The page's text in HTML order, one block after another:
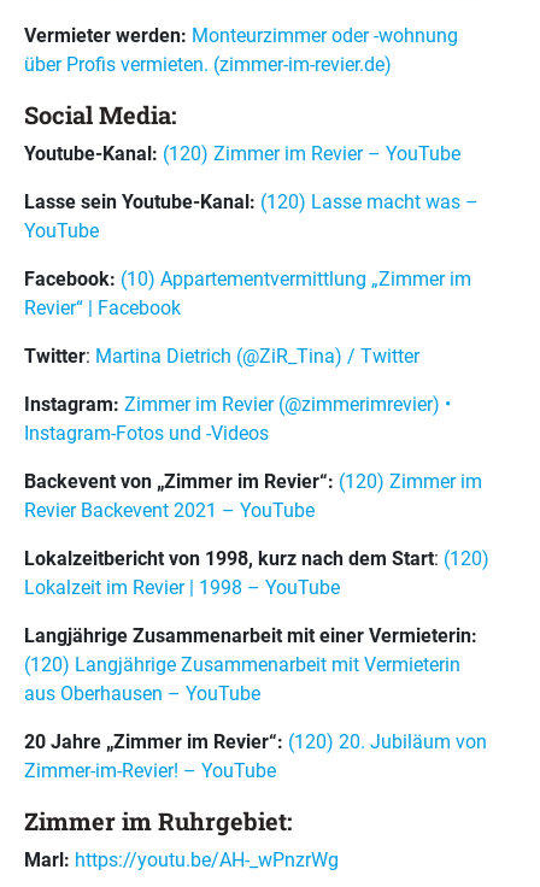
Vermieter werden: Monteurzimmer oder -wohnung
über Profis vermieten. (zimmer-im-revier.de)
Social Media:
Youtube-Kanal: (120) Zimmer im Revier – YouTube
Lasse sein Youtube-Kanal: (120) Lasse macht was –
YouTube
Facebook: (10) Appartementvermittlung „Zimmer im
Revier“ | Facebook
Twitter: Martina Dietrich (@ZiR_Tina) / Twitter
Instagram: Zimmer im Revier (@zimmerimrevier) •
Instagram-Fotos und -Videos
Backevent von „Zimmer im Revier“: (120) Zimmer im
Revier Backevent 2021 – YouTube
Lokalzeitbericht von 1998, kurz nach dem Start: (120)
Lokalzeit im Revier | 1998 – YouTube
Langjährige Zusammenarbeit mit einer Vermieterin:
(120) Langjährige Zusammenarbeit mit Vermieterin
aus Oberhausen – YouTube
20 Jahre „Zimmer im Revier“: (120) 20. Jubiläum von
Zimmer-im-Revier! – YouTube
Zimmer im Ruhrgebiet:
Marl: https://youtu.be/AH-_wPnzrWg